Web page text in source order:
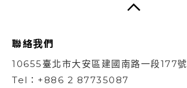
聯絡我們
10655臺北市大安區建國南路一段177號
Tel：+886 2 87735087